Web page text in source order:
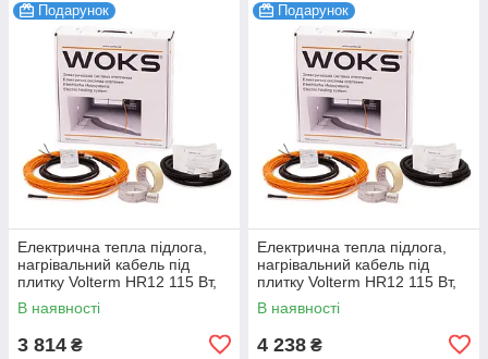
Подарунок
Електрична тепла підлога,
нагрівальний кабель під
плитку Volterm HR12 115 Вт,
9,5 м
В наявності
3 814 ₴
Подарунок
Електрична тепла підлога,
нагрівальний кабель під
плитку Volterm HR12 115 Вт,
9,5 м
В наявності
4 238 ₴